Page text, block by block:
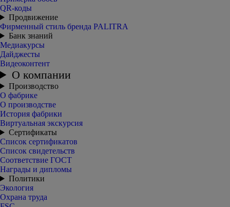
QR-коды
Продвижение
Фирменный стиль бренда PALITRA
Банк знаний
Медиакурсы
Дайджесты
Видеоконтент
О компании
Производство
О фабрике
О производстве
История фабрики
Виртуальная экскурсия
Сертификаты
Список сертификатов
Список свидетельств
Соответствие ГОСТ
Награды и дипломы
Политики
Экология
Охрана труда